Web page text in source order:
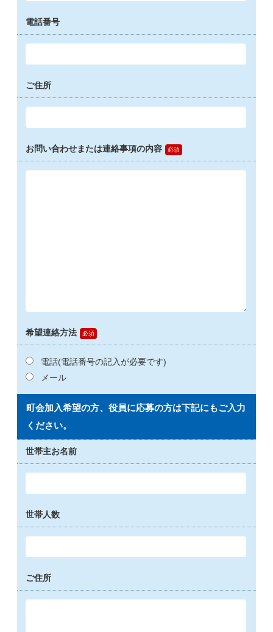
電話番号
ご住所
お問い合わせまたは連絡事項の内容
希望連絡方法
電話(電話番号の記入が必要です)
メール
町会加入希望の方、役員に応募の方は下記にもご入力
ください。
世帯主お名前
世帯人数
ご住所